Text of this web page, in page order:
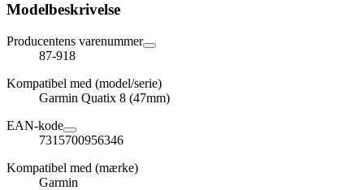
Modelbeskrivelse
Producentens varenummer
87-918
Kompatibel med (model/serie)
Garmin Quatix 8 (47mm)
EAN-kode
7315700956346
Kompatibel med (mærke)
Garmin